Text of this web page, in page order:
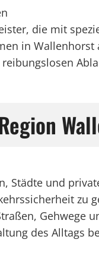
die mit
in
Städte und
zu
Gehwege
des Alltags